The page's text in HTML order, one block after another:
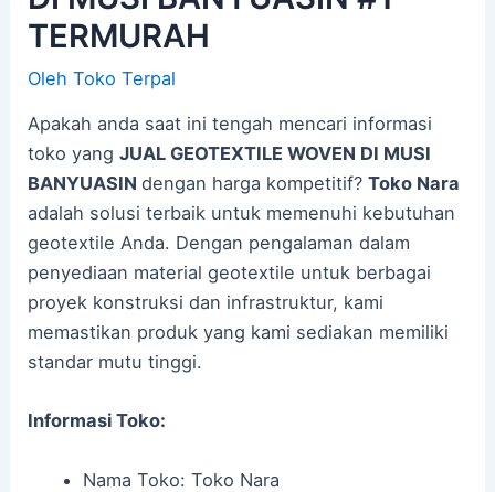
TERMURAH
OlehToko Terpal
Apakah anda saat ini tengah mencari informasi
toko yangJUAL GEOTEXTILE WOVEN DI MUSI
BANYUASINdengan harga kompetitif?Toko Nara
adalah solusi terbaik untuk memenuhi kebutuhan
geotextile Anda. Dengan pengalaman dalam
penyediaan material geotextile untuk berbagai
proyek konstruksi dan infrastruktur, kami
memastikan produk yang kami sediakan memiliki
standar mutu tinggi.
Informasi Toko:
Nama Toko: Toko Nara